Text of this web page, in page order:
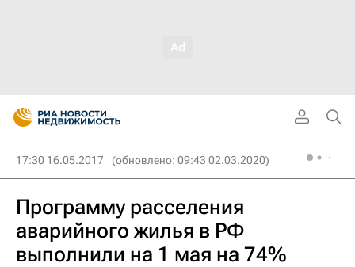
17:30 16.05.2017 (обновлено: 09:43 02.03.2020)
Программу расселения
аварийного жилья в РФ
выполнили на 1 мая на 74%